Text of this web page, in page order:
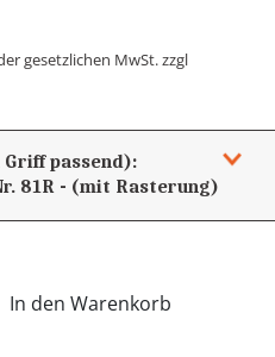
gesetzlichen MwSt. zzgl
passend):
81R - (mit Rasterung)
In den Warenkorb